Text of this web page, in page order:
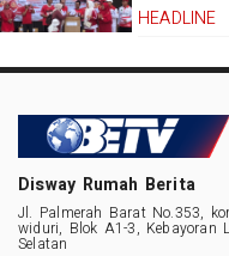
HEADLINE
Disway Rumah Berita
Jl. Palmerah Barat No.353,
widuri, Blok A1-3, Kebayoran
Selatan